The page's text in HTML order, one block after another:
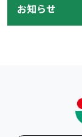
お知らせ